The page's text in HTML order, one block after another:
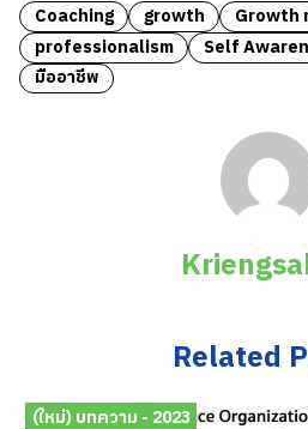
Coaching growth Growth
professionalism
Self
มืออาชีพ
Related
(ใหม่) บทความ - 2023